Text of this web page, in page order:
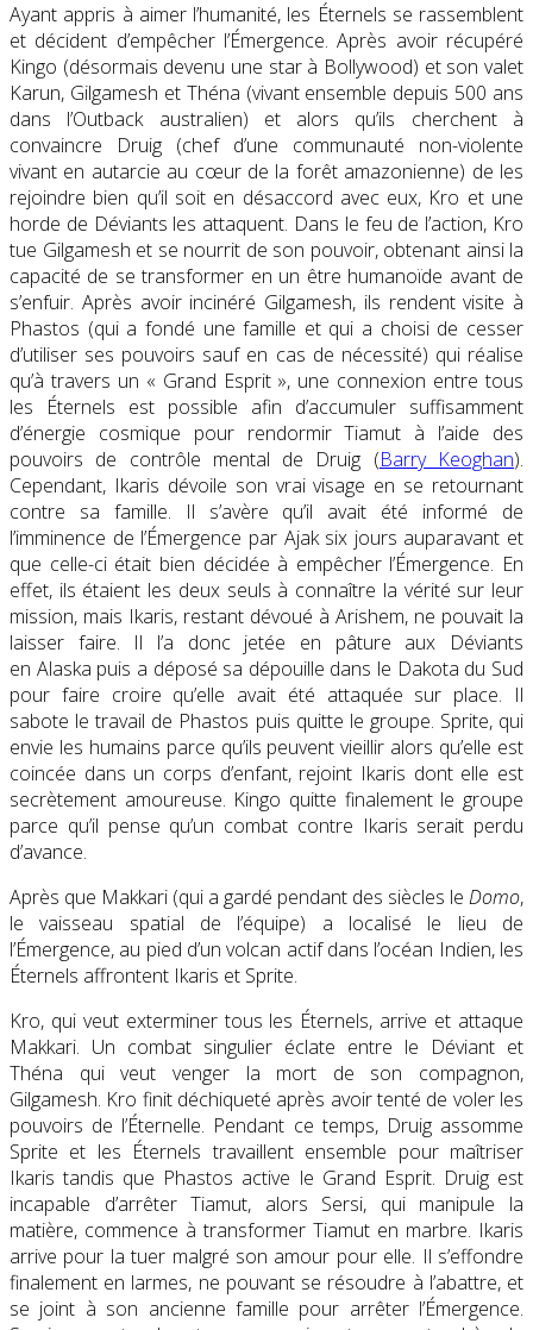
Ayant appris à aimer l’humanité, les Éternels se rassemblent
et décident d’empêcher l’Émergence. Après avoir récupéré
Kingo (désormais devenu une star à Bollywood) et son valet
Karun, Gilgamesh et Théna (vivant ensemble depuis 500 ans
dans l’Outback australien) et alors qu’ils cherchent à
convaincre Druig (chef d’une communauté non-violente
vivant en autarcie au cœur de la forêt amazonienne) de les
rejoindre bien qu’il soit en désaccord avec eux, Kro et une
horde de Déviants les attaquent. Dans le feu de l’action, Kro
tue Gilgamesh et se nourrit de son pouvoir, obtenant ainsi la
capacité de se transformer en un être humanoïde avant de
s’enfuir. Après avoir incinéré Gilgamesh, ils rendent visite à
Phastos (qui a fondé une famille et qui a choisi de cesser
d’utiliser ses pouvoirs sauf en cas de nécessité) qui réalise
qu’à travers un « Grand Esprit », une connexion entre tous
les Éternels est possible afin d’accumuler suffisamment
d’énergie cosmique pour rendormir Tiamut à l’aide des
pouvoirs de contrôle mental de Druig (Barry Keoghan).
Cependant, Ikaris dévoile son vrai visage en se retournant
contre sa famille. Il s’avère qu’il avait été informé de
l’imminence de l’Émergence par Ajak six jours auparavant et
que celle-ci était bien décidée à empêcher l’Émergence. En
effet, ils étaient les deux seuls à connaître la vérité sur leur
mission, mais Ikaris, restant dévoué à Arishem, ne pouvait la
laisser faire. Il l’a donc jetée en pâture aux Déviants
en Alaska puis a déposé sa dépouille dans le Dakota du Sud
pour faire croire qu’elle avait été attaquée sur place. Il
sabote le travail de Phastos puis quitte le groupe. Sprite, qui
envie les humains parce qu’ils peuvent vieillir alors qu’elle est
coincée dans un corps d’enfant, rejoint Ikaris dont elle est
secrètement amoureuse. Kingo quitte finalement le groupe
parce qu’il pense qu’un combat contre Ikaris serait perdu
d’avance.
Après que Makkari (qui a gardé pendant des siècles le Domo,
le vaisseau spatial de l’équipe) a localisé le lieu de
l’Émergence, au pied d’un volcan actif dans l’océan Indien, les
Éternels affrontent Ikaris et Sprite.
Kro, qui veut exterminer tous les Éternels, arrive et attaque
Makkari. Un combat singulier éclate entre le Déviant et
Théna qui veut venger la mort de son compagnon,
Gilgamesh. Kro finit déchiqueté après avoir tenté de voler les
pouvoirs de l’Éternelle. Pendant ce temps, Druig assomme
Sprite et les Éternels travaillent ensemble pour maîtriser
Ikaris tandis que Phastos active le Grand Esprit. Druig est
incapable d’arrêter Tiamut, alors Sersi, qui manipule la
matière, commence à transformer Tiamut en marbre. Ikaris
arrive pour la tuer malgré son amour pour elle. Il s’effondre
finalement en larmes, ne pouvant se résoudre à l’abattre, et
se joint à son ancienne famille pour arrêter l’Émergence.